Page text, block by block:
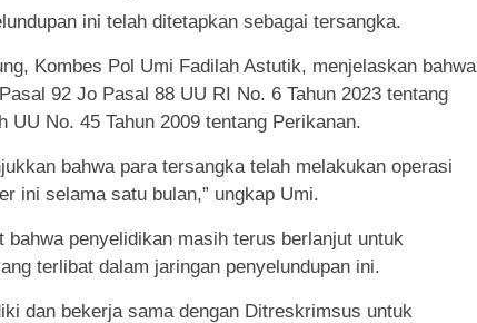
ini telah ditetapkan sebagai tersangka.
Kombes Pol Umi Fadilah Astutik, menjelaskan bahwa
92 Jo Pasal 88 UU RI No. 6 Tahun 2023 tentang
UU No. 45 Tahun 2009 tentang Perikanan.
bahwa para tersangka telah melakukan operasi
ini selama satu bulan,” ungkap Umi.
bahwa penyelidikan masih terus berlanjut untuk
terlibat dalam jaringan penyelundupan ini.
dan bekerja sama dengan Ditreskrimsus untuk